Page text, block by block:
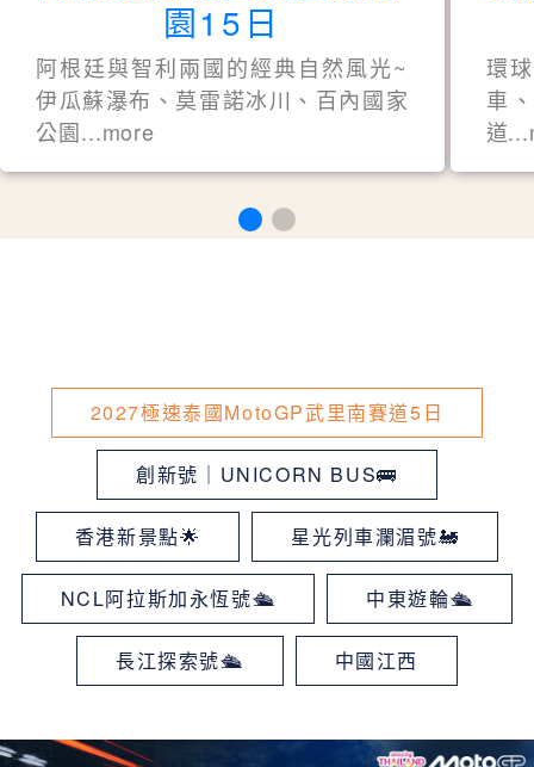
園15日
阿根廷與智利兩國的經典自然風光~
伊瓜蘇瀑布、莫雷諾冰川、百內國家
公園...more
環
車
道
2027極速泰國MotoGP武里南賽道5日
創新號｜UNICORN BUS🚌
香港新景點🌟 星光列車瀾湄號🚂
NCL阿拉斯加永恆號🛳 中東遊輪🛳
長江探索號🛳 中國江西